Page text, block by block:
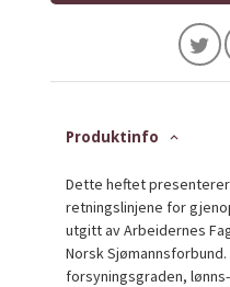
Produktinfo
Dette heftet
retningslinjene for
utgitt av Arbeidernes
Norsk
forsyningsgraden,